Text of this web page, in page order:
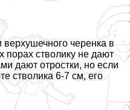
верхушечного че­ренка в
стволику не дают
дают отростки, но если
стволика 6-7 см, его